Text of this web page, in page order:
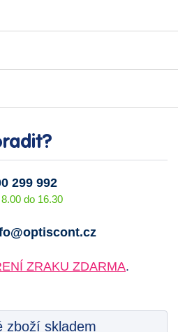
299 992
do 16.30
ZRAKU ZDARMA.
zboží skladem